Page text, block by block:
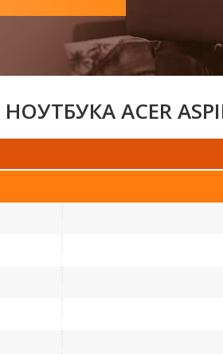
ACER